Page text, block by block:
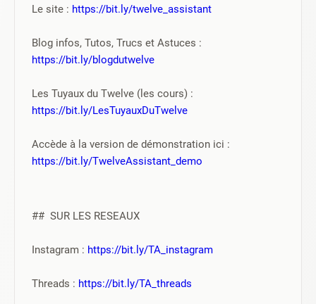
Le site : https://bit.ly/twelve_assistant
https://bit.ly/blogdutwelve
https://bit.ly/LesTuyauxDuTwelve
https://bit.ly/TwelveAssistant_demo
##  SUR LES RESEAUX
Instagram : https://bit.ly/TA_instagram
Threads : https://bit.ly/TA_threads